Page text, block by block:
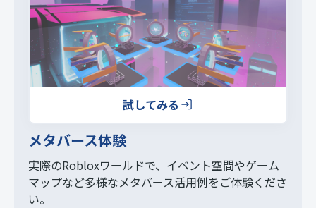
試してみる
メタバース体験
実際のRobloxワールドで、イベント空間やゲーム
マップなど多様なメタバース活用例をご体験くださ
い。